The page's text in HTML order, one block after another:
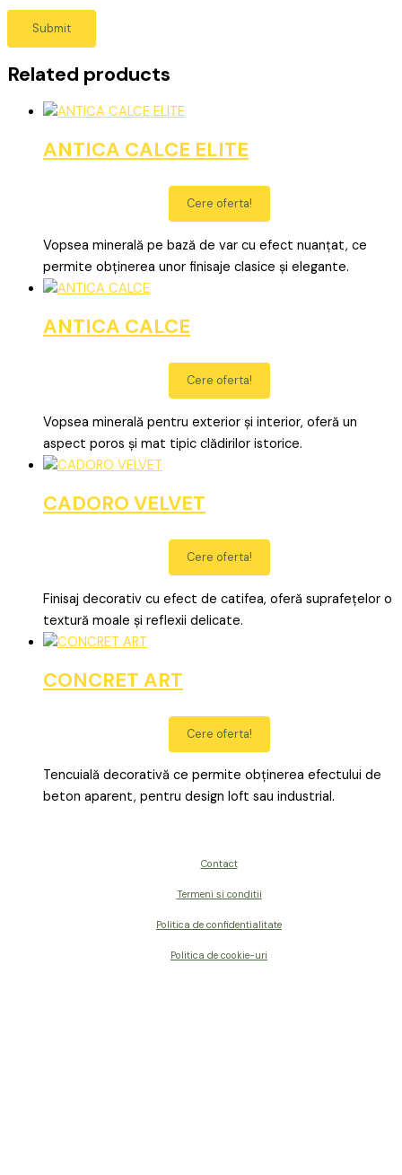
Related products
ANTICA CALCE ELITE
Cere oferta!
Vopsea minerală pe bază de var cu efect nuanțat, ce
permite obținerea unor finisaje clasice și elegante.
ANTICA CALCE
Cere oferta!
Vopsea minerală pentru exterior și interior, oferă un
aspect poros și mat tipic clădirilor istorice.
CADORO VELVET
Cere oferta!
Finisaj decorativ cu efect de catifea, oferă suprafețelor o
textură moale și reflexii delicate.
CONCRET ART
Cere oferta!
Tencuială decorativă ce permite obținerea efectului de
beton aparent, pentru design loft sau industrial.
Contact
Termeni si conditii
Politica de confidentialitate
Politica de cookie-uri